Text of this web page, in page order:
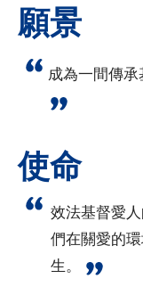
願景
成為一間傳承
使命
效法基督愛
們在關愛的
生。